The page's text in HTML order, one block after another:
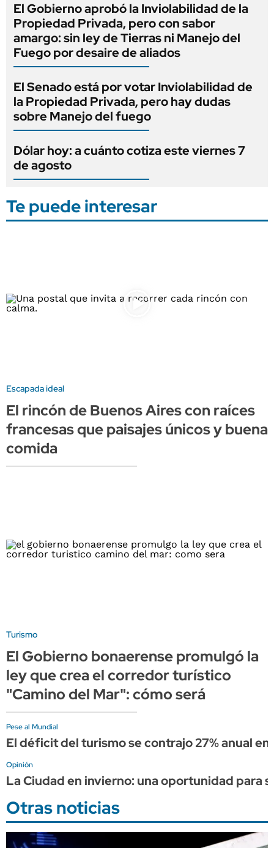
El Gobierno aprobó la Inviolabilidad de la
Propiedad Privada, pero con sabor
amargo: sin ley de Tierras ni Manejo del
Fuego por desaire de aliados
El Senado está por votar Inviolabilidad de
la Propiedad Privada, pero hay dudas
sobre Manejo del fuego
Dólar hoy: a cuánto cotiza este viernes 7
de agosto
Te puede interesar
Escapada ideal
El rincón de Buenos Aires con raíces
francesas que paisajes únicos y buena
comida
Turismo
El Gobierno bonaerense promulgó la
ley que crea el corredor turístico
"Camino del Mar": cómo será
Pese al Mundial
El déficit del turismo se contrajo 27% anual
Opinión
La Ciudad en invierno: una oportunidad para
Otras noticias